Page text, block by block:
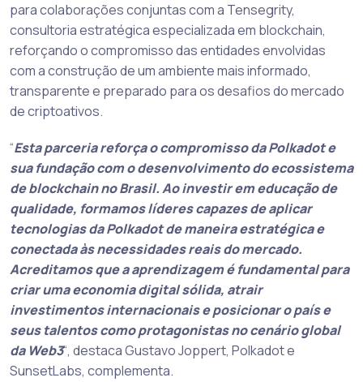
para colaborações conjuntas com a Tensegrity,
consultoria estratégica especializada em blockchain,
reforçando o compromisso das entidades envolvidas
com a construção de um ambiente mais informado,
transparente e preparado para os desafios do mercado
de criptoativos.
“Esta parceria reforça o compromisso da Polkadot e
sua fundação com o desenvolvimento do ecossistema
de blockchain no Brasil. Ao investir em educação de
qualidade, formamos líderes capazes de aplicar
tecnologias da Polkadot de maneira estratégica e
conectada às necessidades reais do mercado.
Acreditamos que a aprendizagem é fundamental para
criar uma economia digital sólida, atrair
investimentos internacionais e posicionar o país e
seus talentos como protagonistas no cenário global
da Web3“, destaca Gustavo Joppert, Polkadot e
SunsetLabs, complementa.